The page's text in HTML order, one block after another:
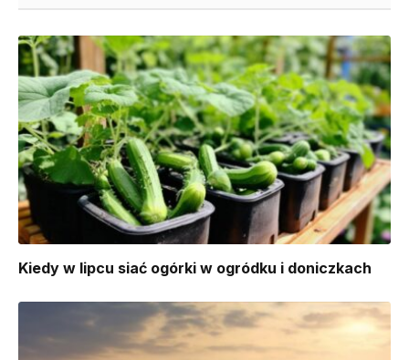
Kiedy w lipcu siać ogórki w ogródku i doniczkach